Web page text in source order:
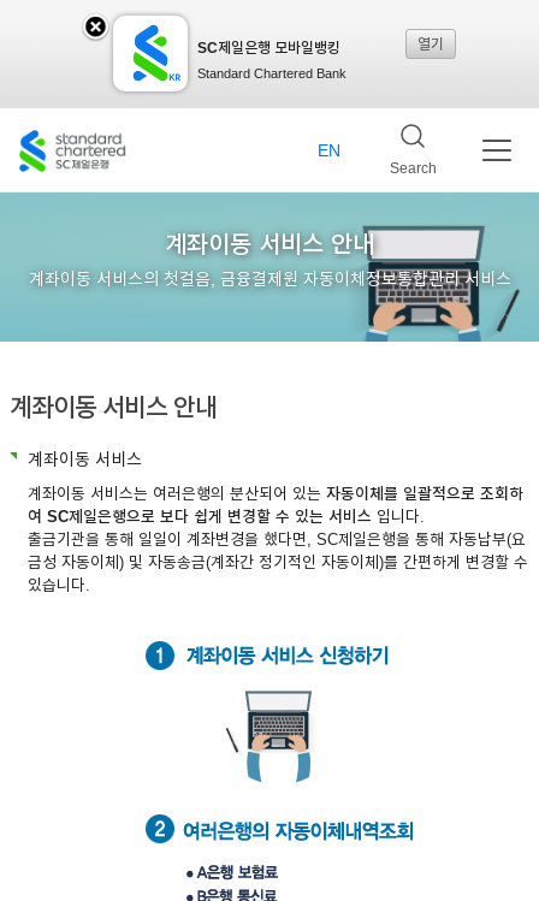
SC제일은행 모바일뱅킹
Standard Chartered Bank
열기
제일
일뱅
킹레
이어
Search
EN
계좌이동 서비스 안내
계좌이동 서비스의 첫걸음, 금융결제원 자동이체정보통합관리 서비스
계좌이동 서비스 안내
계좌이동 서비스
계좌이동 서비스는 여러은행의 분산되어 있는 자동이체를 일괄적으로 조회하
여 SC제일은행으로 보다 쉽게 변경할 수 있는 서비스 입니다.
출금기관을 통해 일일이 계좌변경을 했다면, SC제일은행을 통해 자동납부(요
금성 자동이체) 및 자동송금(계좌간 정기적인 자동이체)를 간편하게 변경할 수
있습니다.